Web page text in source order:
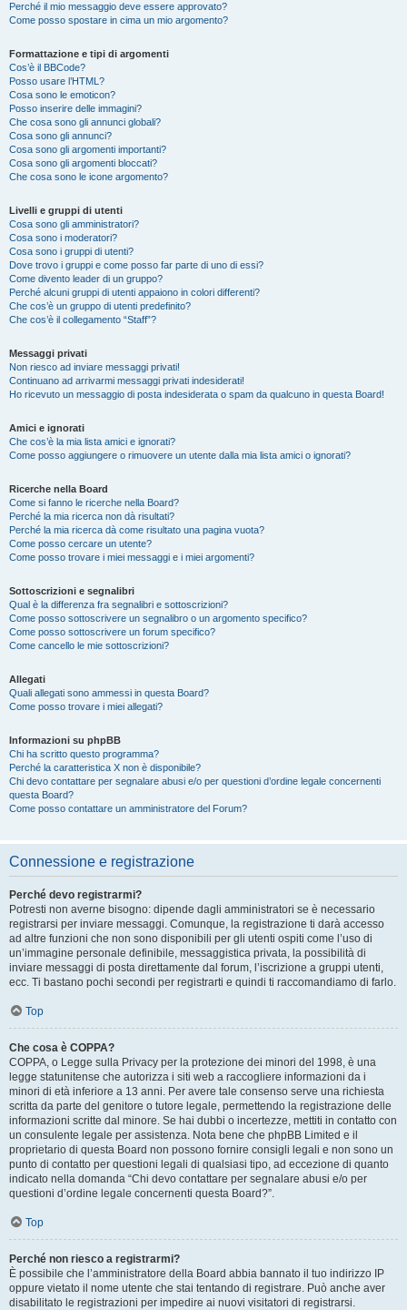
Perché il mio messaggio deve essere approvato?
Come posso spostare in cima un mio argomento?
Formattazione e tipi di argomenti
Cos’è il BBCode?
Posso usare l’HTML?
Cosa sono le emoticon?
Posso inserire delle immagini?
Che cosa sono gli annunci globali?
Cosa sono gli annunci?
Cosa sono gli argomenti importanti?
Cosa sono gli argomenti bloccati?
Che cosa sono le icone argomento?
Livelli e gruppi di utenti
Cosa sono gli amministratori?
Cosa sono i moderatori?
Cosa sono i gruppi di utenti?
Dove trovo i gruppi e come posso far parte di uno di essi?
Come divento leader di un gruppo?
Perché alcuni gruppi di utenti appaiono in colori differenti?
Che cos’è un gruppo di utenti predefinito?
Che cos’è il collegamento “Staff”?
Messaggi privati
Non riesco ad inviare messaggi privati!
Continuano ad arrivarmi messaggi privati indesiderati!
Ho ricevuto un messaggio di posta indesiderata o spam da qualcuno in questa Board!
Amici e ignorati
Che cos’è la mia lista amici e ignorati?
Come posso aggiungere o rimuovere un utente dalla mia lista amici o ignorati?
Ricerche nella Board
Come si fanno le ricerche nella Board?
Perché la mia ricerca non dà risultati?
Perché la mia ricerca dà come risultato una pagina vuota?
Come posso cercare un utente?
Come posso trovare i miei messaggi e i miei argomenti?
Sottoscrizioni e segnalibri
Qual è la differenza fra segnalibri e sottoscrizioni?
Come posso sottoscrivere un segnalibro o un argomento specifico?
Come posso sottoscrivere un forum specifico?
Come cancello le mie sottoscrizioni?
Allegati
Quali allegati sono ammessi in questa Board?
Come posso trovare i miei allegati?
Informazioni su phpBB
Chi ha scritto questo programma?
Perché la caratteristica X non è disponibile?
Chi devo contattare per segnalare abusi e/o per questioni d’ordine legale concernenti
questa Board?
Come posso contattare un amministratore del Forum?
Connessione e registrazione
Perché devo registrarmi?
Potresti non averne bisogno: dipende dagli amministratori se è necessario
registrarsi per inviare messaggi. Comunque, la registrazione ti darà accesso
ad altre funzioni che non sono disponibili per gli utenti ospiti come l’uso di
un’immagine personale definibile, messaggistica privata, la possibilità di
inviare messaggi di posta direttamente dal forum, l’iscrizione a gruppi utenti,
ecc. Ti bastano pochi secondi per registrarti e quindi ti raccomandiamo di farlo.
Top
Che cosa è COPPA?
COPPA, o Legge sulla Privacy per la protezione dei minori del 1998, è una
legge statunitense che autorizza i siti web a raccogliere informazioni da i
minori di età inferiore a 13 anni. Per avere tale consenso serve una richiesta
scritta da parte del genitore o tutore legale, permettendo la registrazione delle
informazioni scritte dal minore. Se hai dubbi o incertezze, mettiti in contatto con
un consulente legale per assistenza. Nota bene che phpBB Limited e il
proprietario di questa Board non possono fornire consigli legali e non sono un
punto di contatto per questioni legali di qualsiasi tipo, ad eccezione di quanto
indicato nella domanda “Chi devo contattare per segnalare abusi e/o per
questioni d’ordine legale concernenti questa Board?”.
Top
Perché non riesco a registrarmi?
È possibile che l’amministratore della Board abbia bannato il tuo indirizzo IP
oppure vietato il nome utente che stai tentando di registrare. Può anche aver
disabilitato le registrazioni per impedire ai nuovi visitatori di registrarsi.